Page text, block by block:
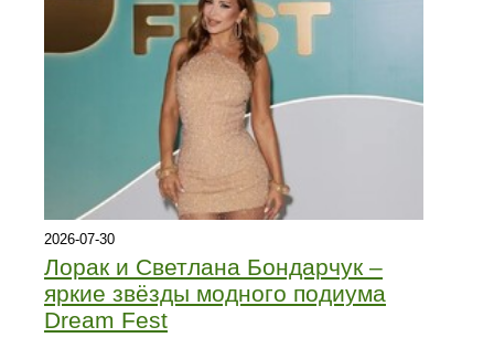
2026-07-30
Лорак и Светлана Бондарчук –
яркие звёзды модного подиума
Dream Fest